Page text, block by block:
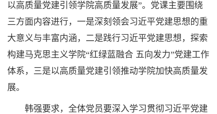
以高质量党建引领学院高质量发展”。党课主要围绕
三方面内容进行，一是深刻领会习近平党建思想的重
大意义与丰富内涵，二是践行习近平党建思想，探索
构建马克思主义学院“红绿蓝融合 五向发力”党建工作
体系，三是以高质量党建引领推动学院加快高质量发
展。
韩强要求，全体党员要深入学习贯彻习近平党建